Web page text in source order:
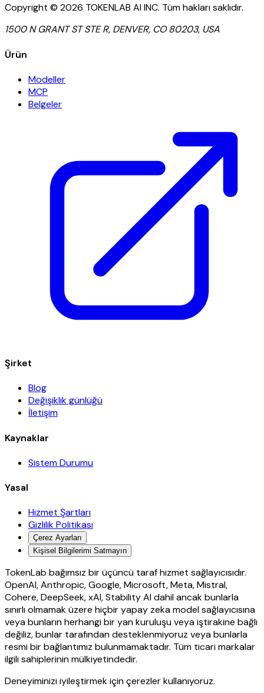
Copyright © 2026 TOKENLAB AI INC. Tüm hakları saklıdır.
1500 N GRANT ST STE R, DENVER, CO 80203, USA
Ürün
Modeller
MCP
Belgeler
Şirket
Blog
Değişiklik günlüğü
İletişim
Kaynaklar
Sistem Durumu
Yasal
Hizmet Şartları
Gizlilik Politikası
Çerez Ayarları
Kişisel Bilgilerimi Satmayın
TokenLab bağımsız bir üçüncü taraf hizmet sağlayıcısıdır.
OpenAI, Anthropic, Google, Microsoft, Meta, Mistral,
Cohere, DeepSeek, xAI, Stability AI dahil ancak bunlarla
sınırlı olmamak üzere hiçbir yapay zeka model sağlayıcısına
veya bunların herhangi bir yan kuruluşu veya iştirakine bağlı
değiliz, bunlar tarafından desteklenmiyoruz veya bunlarla
resmi bir bağlantımız bulunmamaktadır. Tüm ticari markalar
ilgili sahiplerinin mülkiyetindedir.
Deneyiminizi iyileştirmek için çerezler kullanıyoruz.